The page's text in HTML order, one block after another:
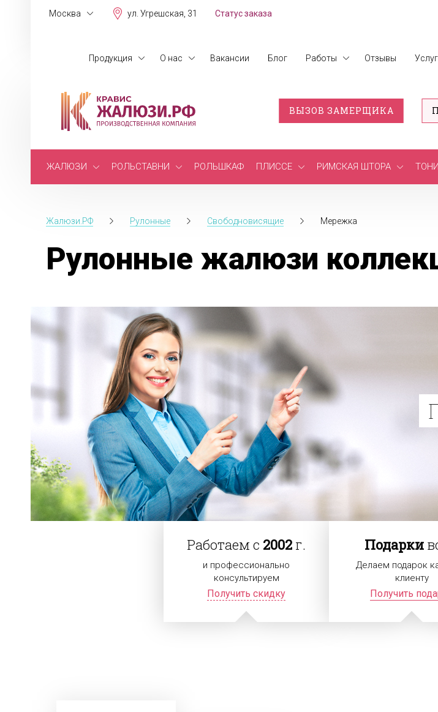
Москва ул. Угрешская, 31 Статус заказа
Продукция О нас Вакансии Блог Работы Отзывы
ВЫЗОВ ЗАМЕРЩИКА
ЖАЛЮЗИ РОЛЬСТАВНИ РОЛЬШКАФ ПЛИССЕ РИМСКАЯ ШТОРА
Жалюзи.РФ Рулонные Свободновисящие Мережка
Рулонные жалюзи
Работаем с 2002 г.
и профессионально
консультируем
Получить скидку
Подарки
Делаем подарок
клиенту
Получить